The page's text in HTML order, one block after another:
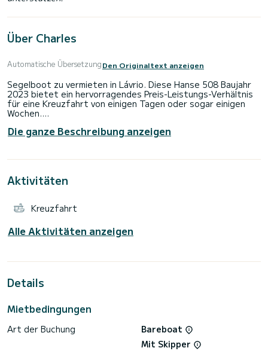
Über Charles
Automatische ÜbersetzungDen Originaltext anzeigen
Segelboot zu vermieten in Lávrio. Diese Hanse 508 Baujahr
2023 bietet ein hervorragendes Preis-Leistungs-Verhältnis
für eine Kreuzfahrt von einigen Tagen oder sogar einigen
Wochen.
bietet Platz für 12 Personen. Mit einer Gesamtlänge von 16
Metern ist es Ihr bester Verbündeter, um einen
von Lávrio zu verbringen.
ausgestattet.
Wir laden Sie ein, direkt über die Plattform ein Angebot
Die ganze Beschreibung anzeigen
Aktivitäten
Kreuzfahrt
Alle Aktivitäten anzeigen
Details
Mietbedingungen
Art der Buchung
Bareboat
Mit Skipper